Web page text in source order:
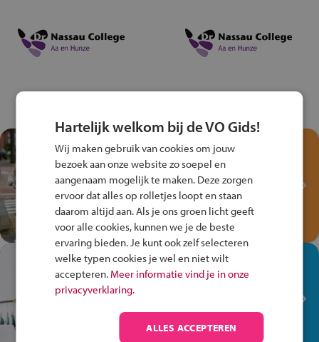
Test je kennis met het
Fiets Veilig
Verkeersspel!
Speel het Fiets Veilig Verkeersspel
en win een Cortina-fiets!
In de winkel ben je op je
plek!
op de winkelvloer, waar elke dag
anders is!
Hartelijk welkom bij de VO Gids!
Wij maken gebruik van cookies om jouw
bezoek aan onze website zo soepel en
aangenaam mogelijk te maken. Deze zorgen
ervoor dat alles op rolletjes loopt en staan
daarom altijd aan. Als je ons groen licht geeft
voor alle cookies, kunnen we je de beste
ervaring bieden. Je kunt ook zelf selecteren
welke typen cookies je wel en niet wilt
accepteren. Meer informatie vind je in onze
privacyverklaring.
ALLES ACCEPTEREN